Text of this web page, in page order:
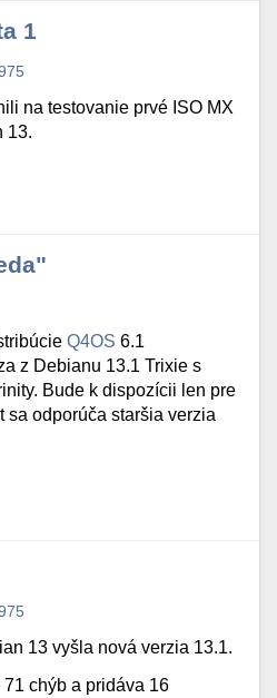
1
na testovanie prvé ISO MX
13.
Q4OS 6.1
z Debianu 13.1 Trixie s
Bude k dispozícii len pre
sa odporúča staršia verzia
13 vyšla nová verzia 13.1.
chýb a pridáva 16